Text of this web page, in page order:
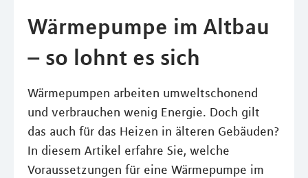
Wärmepumpe im Altbau
– so lohnt es sich
Wärmepumpen arbeiten umweltschonend
und verbrauchen wenig Energie. Doch gilt
das auch für das Heizen in älteren Gebäuden?
In diesem Artikel erfahre Sie, welche
Voraussetzungen für eine Wärmepumpe im